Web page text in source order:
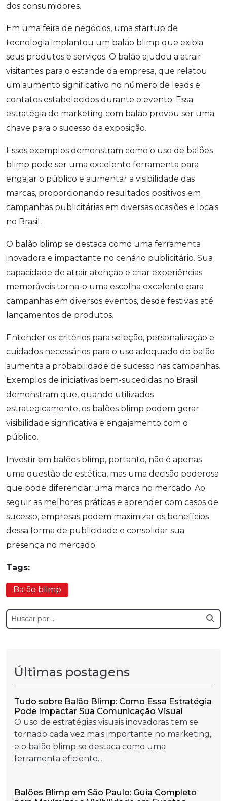
dos consumidores.
Em uma feira de negócios, uma startup de
tecnologia implantou um balão blimp que exibia
seus produtos e serviços. O balão ajudou a atrair
visitantes para o estande da empresa, que relatou
um aumento significativo no número de leads e
contatos estabelecidos durante o evento. Essa
estratégia de marketing com balão provou ser uma
chave para o sucesso da exposição.
Esses exemplos demonstram como o uso de balões
blimp pode ser uma excelente ferramenta para
engajar o público e aumentar a visibilidade das
marcas, proporcionando resultados positivos em
campanhas publicitárias em diversas ocasiões e locais
no Brasil.
O balão blimp se destaca como uma ferramenta
inovadora e impactante no cenário publicitário. Sua
capacidade de atrair atenção e criar experiências
memoráveis torna-o uma escolha excelente para
campanhas em diversos eventos, desde festivais até
lançamentos de produtos.
Entender os critérios para seleção, personalização e
cuidados necessários para o uso adequado do balão
aumenta a probabilidade de sucesso nas campanhas.
Exemplos de iniciativas bem-sucedidas no Brasil
demonstram que, quando utilizados
estrategicamente, os balões blimp podem gerar
visibilidade significativa e engajamento com o
público.
Investir em balões blimp, portanto, não é apenas
uma questão de estética, mas uma decisão poderosa
que pode diferenciar uma marca no mercado. Ao
seguir as melhores práticas e aprender com casos de
sucesso, empresas podem maximizar os benefícios
dessa forma de publicidade e consolidar sua
presença no mercado.
Tags:
Balão blimp
Últimas postagens
Tudo sobre Balão Blimp: Como Essa Estratégia
Pode Impactar Sua Comunicação Visual
O uso de estratégias visuais inovadoras tem se
tornado cada vez mais importante no marketing,
e o balão blimp se destaca como uma
ferramenta eficiente...
Balões Blimp em São Paulo: Guia Completo